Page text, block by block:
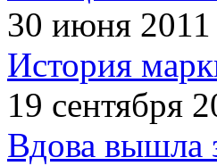
30 июня 2011
История
19 сентября
Вдова вышла